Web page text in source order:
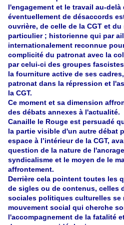
l'engagement et le travail au-
éventuellement de désaccords
ouvrière, de celle de la CGT et
particulier ; historienne qui par
internationalement reconnue
complicité du patronat avec la
par celui-ci des groupes
la fourniture active de ses
patronat dans la répression et
la CGT.
Ce moment et sa dimension
des débats annexes à l'actualité.
Canaille le Rouge est persuadé
la partie visible d'un autre débat
espace à l’intérieur de la CGT,
question de la nature de
syndicalisme et le moyen de le
affrontement.
Derrière cela pointent toutes les
de sigles ou de contenus, celles
sociales politiques culturelles se
mouvement social qui cherche
l'accompagnement de la fatalité